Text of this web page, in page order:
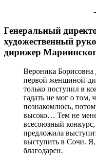
Генеральный
художественный
дирижер
Вероника Борисовна
первой женщиной-
только поступил в
гадать не мог о том,
познакомлюсь,
высоко… Тем не
всесоюзный
предложила
выступить в Сочи.
благодарен.